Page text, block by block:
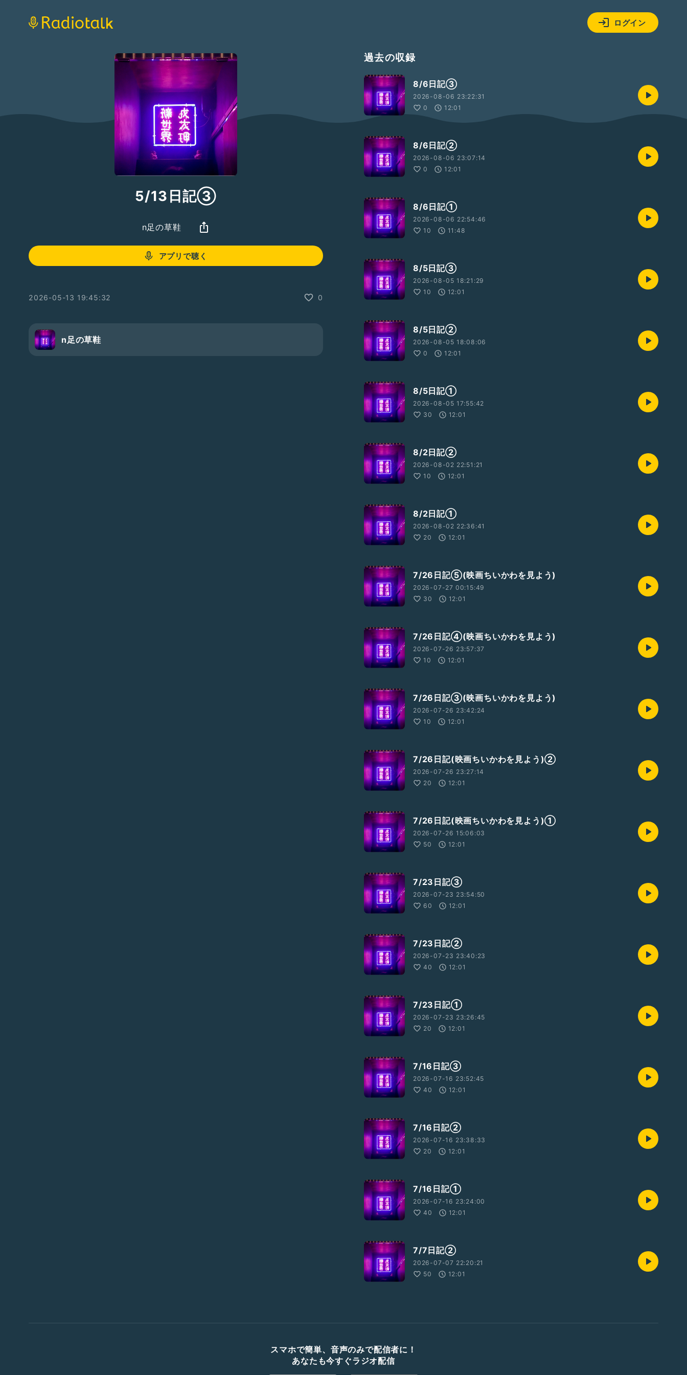
ログイン
5/13日記③
n足の草鞋
アプリで聴く
2026-05-13 19:45:32 0
n足の草鞋
過去の収録
8/6日記③
2026-08-06 23:22:31
0
12:01
8/6日記②
2026-08-06 23:07:14
0
12:01
8/6日記①
2026-08-06 22:54:46
10
11:48
8/5日記③
2026-08-05 18:21:29
10
12:01
8/5日記②
2026-08-05 18:08:06
0
12:01
8/5日記①
2026-08-05 17:55:42
30
12:01
8/2日記②
2026-08-02 22:51:21
10
12:01
8/2日記①
2026-08-02 22:36:41
20
12:01
7/26日記⑤(映画ちいかわを見よう)
2026-07-27 00:15:49
30
12:01
7/26日記④(映画ちいかわを見よう)
2026-07-26 23:57:37
10
12:01
7/26日記③(映画ちいかわを見よう)
2026-07-26 23:42:24
10
12:01
7/26日記(映画ちいかわを見よう)②
2026-07-26 23:27:14
20
12:01
7/26日記(映画ちいかわを見よう)①
2026-07-26 15:06:03
50
12:01
7/23日記③
2026-07-23 23:54:50
60
12:01
7/23日記②
2026-07-23 23:40:23
40
12:01
7/23日記①
2026-07-23 23:26:45
20
12:01
7/16日記③
2026-07-16 23:52:45
40
12:01
7/16日記②
2026-07-16 23:38:33
20
12:01
7/16日記①
2026-07-16 23:24:00
40
12:01
7/7日記②
2026-07-07 22:20:21
50
12:01
スマホで簡単、音声のみで配信者に！
あなたも今すぐラジオ配信